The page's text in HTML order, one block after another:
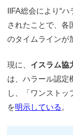
IIFA総会により“
されたことで、各
のタイムラインが
現に、 イスラム協
は、ハラール認定
し、「ワンストッ
を明示している 。